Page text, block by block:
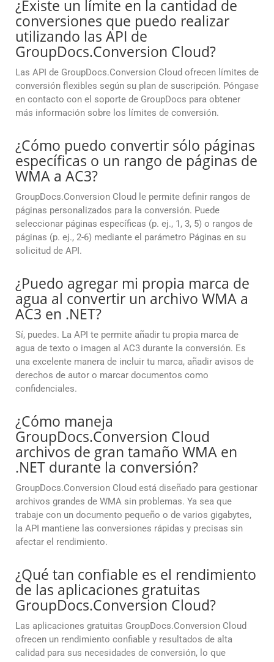
¿Existe un límite en la cantidad de
conversiones que puedo realizar
utilizando las API de
GroupDocs.Conversion Cloud?
Las API de GroupDocs.Conversion Cloud ofrecen límites de
conversión flexibles según su plan de suscripción. Póngase
en contacto con el soporte de GroupDocs para obtener
más información sobre los límites de conversión.
¿Cómo puedo convertir sólo páginas
específicas o un rango de páginas de
WMA a AC3?
GroupDocs.Conversion Cloud le permite definir rangos de
páginas personalizados para la conversión. Puede
seleccionar páginas específicas (p. ej., 1, 3, 5) o rangos de
páginas (p. ej., 2-6) mediante el parámetro Páginas en su
solicitud de API.
¿Puedo agregar mi propia marca de
agua al convertir un archivo WMA a
AC3 en .NET?
Sí, puedes. La API te permite añadir tu propia marca de
agua de texto o imagen al AC3 durante la conversión. Es
una excelente manera de incluir tu marca, añadir avisos de
derechos de autor o marcar documentos como
confidenciales.
¿Cómo maneja
GroupDocs.Conversion Cloud
archivos de gran tamaño WMA en
.NET durante la conversión?
GroupDocs.Conversion Cloud está diseñado para gestionar
archivos grandes de WMA sin problemas. Ya sea que
trabaje con un documento pequeño o de varios gigabytes,
la API mantiene las conversiones rápidas y precisas sin
afectar el rendimiento.
¿Qué tan confiable es el rendimiento
de las aplicaciones gratuitas
GroupDocs.Conversion Cloud?
Las aplicaciones gratuitas GroupDocs.Conversion Cloud
ofrecen un rendimiento confiable y resultados de alta
calidad para sus necesidades de conversión, lo que